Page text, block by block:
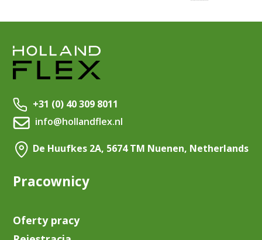
+31 (0) 40 309 8011
info@hollandflex.nl
De Huufkes 2A, 5674 TM Nuenen, Netherlands
Pracownicy
Oferty pracy